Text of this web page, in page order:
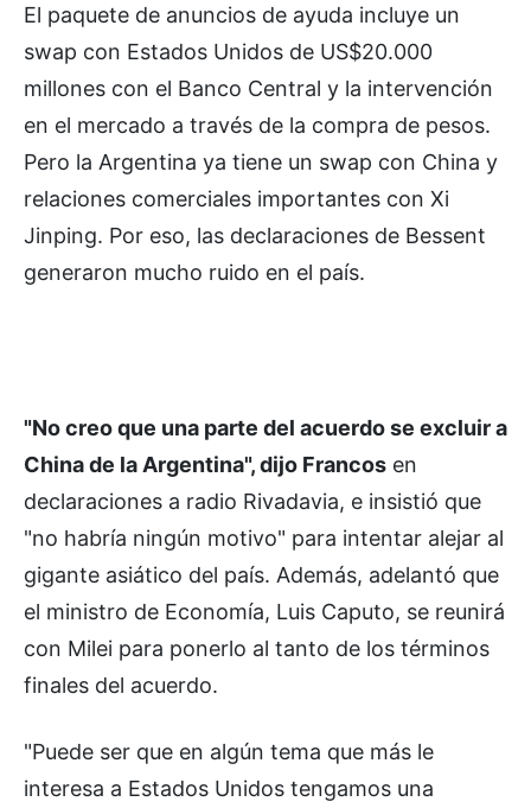
El paquete de anuncios de ayuda incluye un
swap con Estados Unidos de US$20.000
millones con el Banco Central y la intervención
en el mercado a través de la compra de pesos.
Pero la Argentina ya tiene un swap con China y
relaciones comerciales importantes con Xi
Jinping. Por eso, las declaraciones de Bessent
generaron mucho ruido en el país.
"No creo que una parte del acuerdo se excluir a
China de la Argentina", dijo Francos en
declaraciones a radio Rivadavia, e insistió que
"no habría ningún motivo" para intentar alejar al
gigante asiático del país. Además, adelantó que
el ministro de Economía, Luis Caputo, se reunirá
con Milei para ponerlo al tanto de los términos
finales del acuerdo.
"Puede ser que en algún tema que más le
interesa a Estados Unidos tengamos una